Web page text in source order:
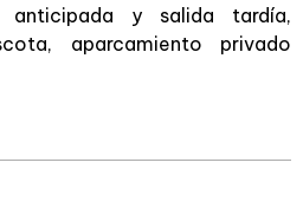
anticipada y salida tardía,
aparcamiento privado